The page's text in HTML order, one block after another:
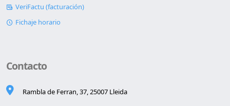
VeriFactu (facturación)
Fichaje horario
Contacto
Rambla de Ferran, 37, 25007 Lleida